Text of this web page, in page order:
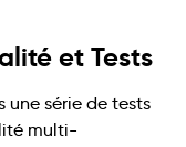
et Tests
une série de tests
multi-